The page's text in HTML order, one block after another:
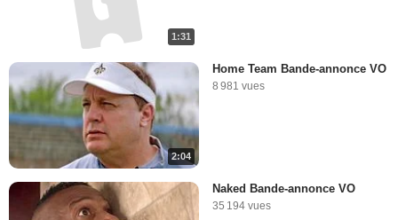
1:31
2:04
Home Team Bande-annonce VO
8 981 vues
Naked Bande-annonce VO
35 194 vues